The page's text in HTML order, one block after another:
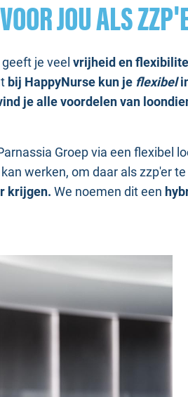
VOOR JOU ALS
geeft je veel vrijheid en
bij HappyNurse kun je flexibel
je alle voordelen van
Groep via een
werken, om daar als zzp'er
krijgen. We noemen dit een